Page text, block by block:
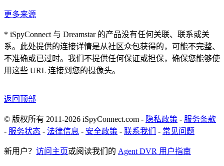
更多来源
* iSpyConnect 与 Dreamstar 的产品没有任何关联、联系或关
系。此处提供的连接详情是从社区众包获得的，可能不完整、
不准确或已过时。我们不提供任何保证或担保，确保您能够使
用这些 URL 连接到您的摄像头。
返回顶部
© 版权所有 2011-2026 iSpyConnect.com - 隐私政策 - 服务条款
- 服务状态 - 法律信息 - 安全政策 - 联系我们 - 常见问题
新用户？ 访问主页或阅读我们的 Agent DVR 用户指南